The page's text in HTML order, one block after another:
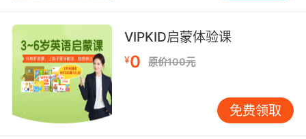
区分团队成果与个人贡献，使用"独立开发""主导
设计"等限定词明确责任边界。
三、构建跨文化协作网络
VIPKID作为跨国教育平台，特别重视候选人的跨
文化适应能力。工作方法描述中可嵌入多元文化
要素，如："建立中美双师协同机制，通过周例会
VIPKID启蒙体验课
¥0 原价100元
免费领取